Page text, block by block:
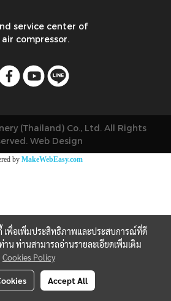
service center of
compressor.
(Thailand) Co., Ltd. All Rights
Web Design
by MakeWebEasy.com
เพื่อเพิ่มประสิทธิภาพและประสบการณ์ที่ดี
าน ท่านสามารถอ่านรายละเอียดเพิ่มเติม
Cookies Policy
Accept All